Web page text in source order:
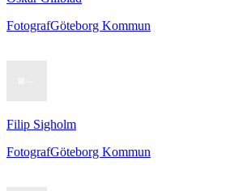
FotografGöteborg Kommun
Filip Sigholm
FotografGöteborg Kommun